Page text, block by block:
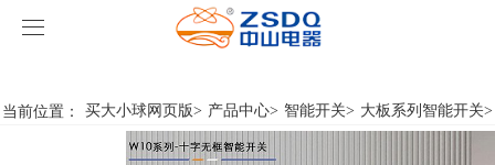
买大小球网页版
当前位置： 买大小球网页版> 产品中心> 智能开关> 大板系列智能开关>